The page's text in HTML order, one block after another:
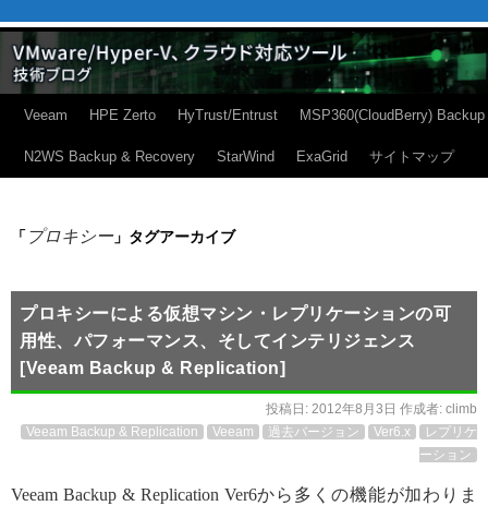
Veeam HPE Zerto HyTrust/Entrust MSP360(CloudBerry) Backup
N2WS Backup & Recovery StarWind ExaGrid サイトマップ
「 プロキシー」タグアーカイブ
プロキシーによる仮想マシン・レプリケーションの可
用性、パフォーマンス、そしてインテリジェンス
[Veeam Backup & Replication]
投稿日: 2012年8月3日 作成者: climb
Veeam Backup & Replication
Veeam 過去バージョン Ver6.x
レプリケ
ーション
Veeam Backup & Replication Ver6から多くの機能が加わりま